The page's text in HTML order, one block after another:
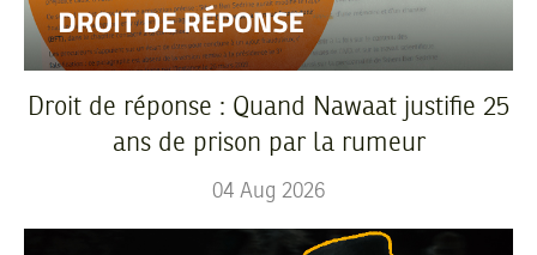
Droit de réponse : Quand Nawaat justifie 25
ans de prison par la rumeur
04 Aug 2026